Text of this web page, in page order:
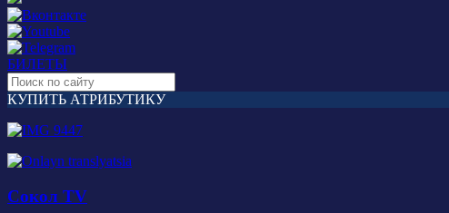
БИЛЕТЫ
КУПИТЬ АТРИБУТИКУ
Сокол TV